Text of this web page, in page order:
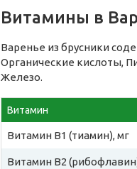
Витамины в
Варенье из брусники
Органические кислоты,
Железо.
Витамин
Витамин B1 (тиамин), мг
Витамин B2